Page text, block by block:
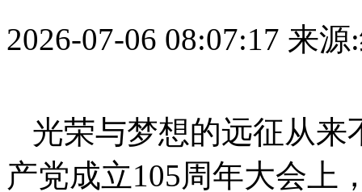
2026-07-06 08:07:17 来源
光荣与梦想的远征从来
产党成立105周年大会上